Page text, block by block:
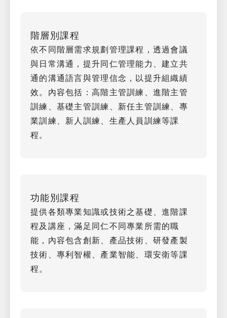
階層別課程
依不同階層需求規劃管理課程，透過會議
與日常溝通，提升同仁管理能力、建立共
通的溝通語言與管理信念，以提升組織績
效。內容包括：高階主管訓練、進階主管
訓練、基礎主管訓練、新任主管訓練、專
業訓練、新人訓練、生產人員訓練等課
程。
功能別課程
提供各類專業知識或技術之基礎、進階課
程及講座，滿足同仁不同專業所需的職
能，內容包含創新、產品技術、研發產製
技術、專利智權、產業智能、環安衛等課
程。